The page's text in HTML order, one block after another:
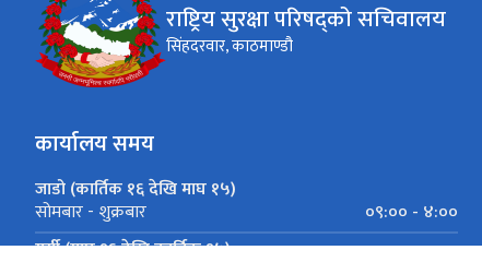
राष्ट्रिय सुरक्षा परिषद्को सचिवालय
सिंहदरवार, काठमाण्डौ
कार्यालय समय
जाडो (कार्तिक १६ देखि माघ १५)
सोमबार - शुक्रबार
०९:०० - ४:००
गर्मी (माघ १६ देखि कार्तिक १५)